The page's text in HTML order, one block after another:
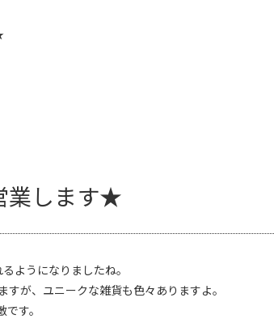
業します★
ようになりましたね。
が、ユニークな雑貨も色々ありますよ。
す。